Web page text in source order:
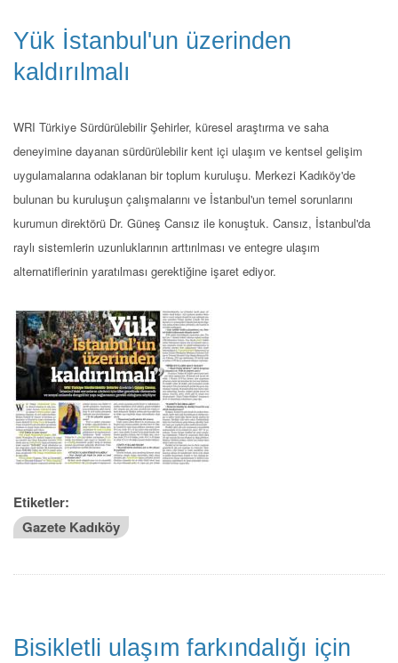
Yük İstanbul'un üzerinden
kaldırılmalı
WRI Türkiye Sürdürülebilir Şehirler, küresel araştırma ve saha
deneyimine dayanan sürdürülebilir kent içi ulaşım ve kentsel gelişim
uygulamalarına odaklanan bir toplum kuruluşu. Merkezi Kadıköy'de
bulunan bu kuruluşun çalışmalarını ve İstanbul'un temel sorunlarını
kurumun direktörü Dr. Güneş Cansız ile konuştuk. Cansız, İstanbul'da
raylı sistemlerin uzunluklarının arttırılması ve entegre ulaşım
alternatiflerinin yaratılması gerektiğine işaret ediyor.
Etiketler:
Gazete Kadıköy
Bisikletli ulaşım farkındalığı için